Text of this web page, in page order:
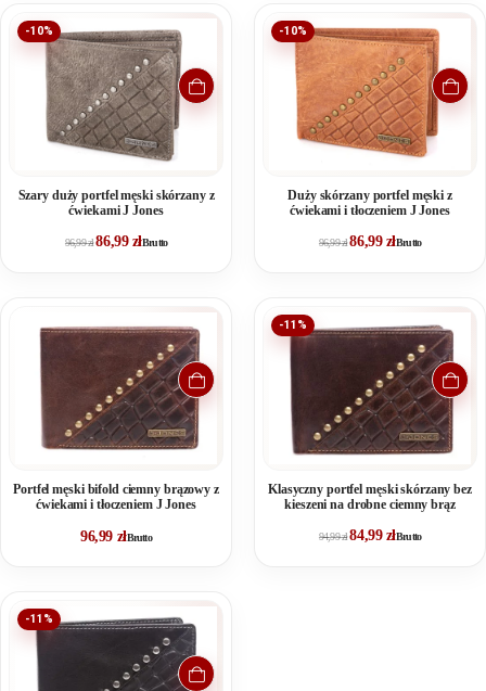
-10%
Szary duży portfel męski skórzany z
ćwiekami J Jones
96,99zł86,99 złBrutto
-10%
Duży skórzany portfel męski z
ćwiekami i tłoczeniem J Jones
96,99zł86,99 złBrutto
Portfel męski bifold ciemny brązowy z
ćwiekami i tłoczeniem J Jones
96,99 złBrutto
-11%
Klasyczny portfel męski skórzany bez
kieszeni na drobne ciemny brąz
94,99zł84,99 złBrutto
-11%